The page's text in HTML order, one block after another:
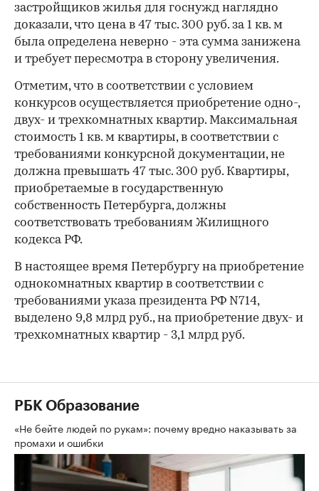
застройщиков жилья для госнужд наглядно
доказали, что цена в 47 тыс. 300 руб. за 1 кв. м
была определена неверно - эта сумма занижена
и требует пересмотра в сторону увеличения.
Отметим, что в соответствии с условием
конкурсов осуществляется приобретение одно-,
двух- и трехкомнатных квартир. Максимальная
стоимость 1 кв. м квартиры, в соответствии с
требованиями конкурсной документации, не
должна превышать 47 тыс. 300 руб. Квартиры,
приобретаемые в государственную
собственность Петербурга, должны
соответствовать требованиям Жилищного
кодекса РФ.
В настоящее время Петербургу на приобретение
однокомнатных квартир в соответствии с
требованиями указа президента РФ N714,
выделено 9,8 млрд руб., на приобретение двух- и
трехкомнатных квартир - 3,1 млрд руб.
РБК Образование
«Не бейте людей по рукам»: почему вредно наказывать за
промахи и ошибки